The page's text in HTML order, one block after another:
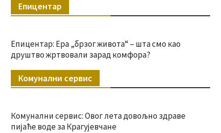
Епицентар
Епицентар: Ера „брзог живота“ – шта смо као
друштво жртвовали зарад комфора?
Комунални сервис
Комунални сервис: Овог лета довољно здраве
пијаће воде за Крагујевчане